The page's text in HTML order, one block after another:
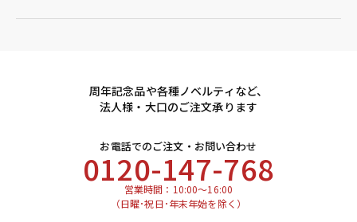
周年記念品や各種ノベルティなど、
法人様・大口のご注文承ります
お電話でのご注文・お問い合わせ
0120-147-768
営業時間：10:00～16:00
（日曜･祝日･年末年始を除く）